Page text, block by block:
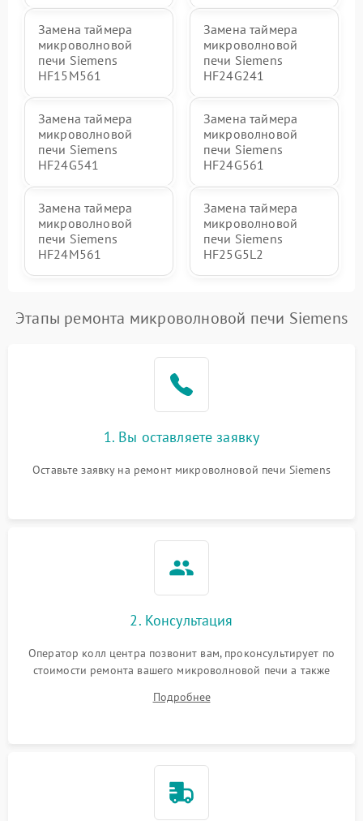
Замена таймера
микроволновой
печи Siemens
HF15M561
Замена таймера
микроволновой
печи Siemens
HF24G241
Замена таймера
микроволновой
печи Siemens
HF24G541
Замена таймера
микроволновой
печи Siemens
HF24G561
Замена таймера
микроволновой
печи Siemens
HF24M561
Замена таймера
микроволновой
печи Siemens
HF25G5L2
Этапы ремонта микроволновой печи Siemens
1. Вы оставляете заявку
Оставьте заявку на ремонт микроволновой печи Siemens
2. Консультация
Оператор колл центра позвонит вам, проконсультирует по
стоимости ремонта вашего микроволновой печи а также
Подробнее